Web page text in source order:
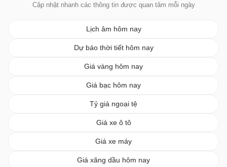
Cập nhật nhanh các thông tin được quan tâm mỗi ngày
Lịch âm hôm nay
Dự báo thời tiết hôm nay
Giá vàng hôm nay
Giá bạc hôm nay
Tỷ giá ngoại tệ
Giá xe ô tô
Giá xe máy
Giá xăng dầu hôm nay